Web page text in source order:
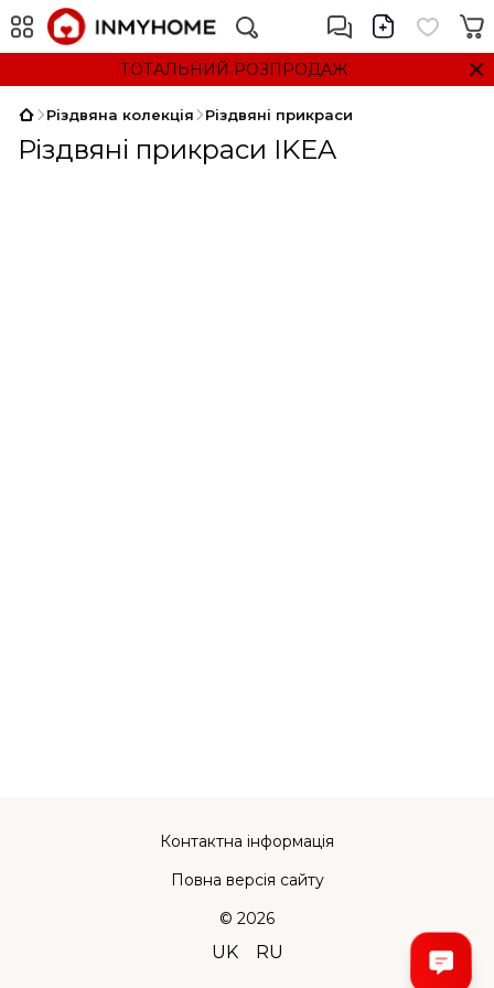
ТОТАЛЬНИЙ РОЗПРОДАЖ
Різдвяна колекція Різдвяні прикраси
Різдвяні прикраси IKEA
Контактна інформація
Повна версія сайту
© 2026
UK RU